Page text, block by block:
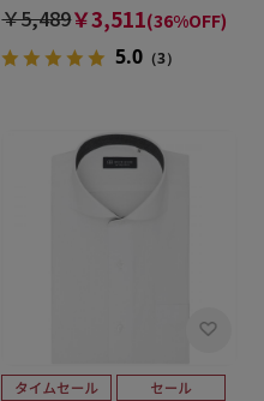
￥5,489￥3,511(36%OFF)
5.0 （3）